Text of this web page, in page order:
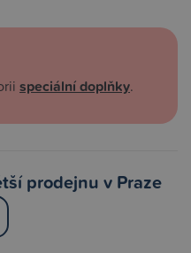
speciální doplňky.
prodejnu v Praze